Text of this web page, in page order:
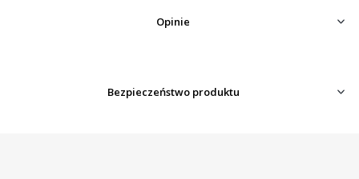
Opinie
Bezpieczeństwo produktu